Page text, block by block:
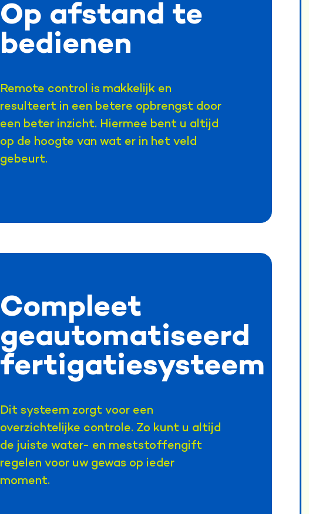
Op afstand te
bedienen
Remote control is makkelijk en
resulteert in een betere opbrengst door
een beter inzicht. Hiermee bent u altijd
op de hoogte van wat er in het veld
gebeurt.
Compleet
geautomatiseerd
fertigatiesysteem
Dit systeem zorgt voor een
overzichtelijke controle. Zo kunt u altijd
de juiste water- en meststoffengift
regelen voor uw gewas op ieder
moment.